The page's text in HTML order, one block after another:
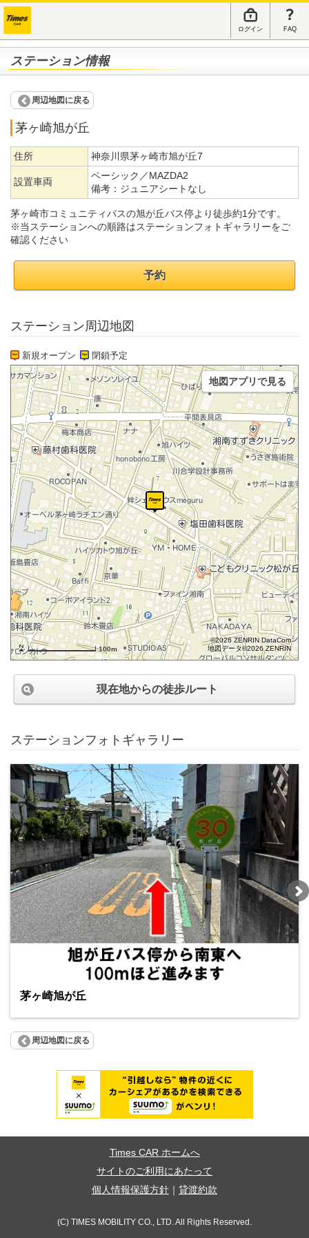
ログイン FAQ
ステーション情報
周辺地図に戻る
茅ヶ崎旭が丘
住所 神奈川県茅ヶ崎市旭が丘7
設置車両
ベーシック／MAZDA2
備考： ジュニアシートなし
茅ヶ崎市コミュニティバスの旭が丘バス停より徒歩約1分です。
※当ステーションへの順路はステーションフォトギャラリーをご
確認ください
予約
ステーション周辺地図
新規オープン 閉鎖予定
100m
©2026 ZENRIN DataCom
地図データ©2026 ZENRIN
地図アプリで見る
現在地からの徒歩ルート
ステーションフォトギャラリー
茅ヶ崎旭が丘
周辺地図に戻る
Times CAR ホームへ
サイトのご利用にあたって
個人情報保護方針
貸渡約款
(C) TIMES MOBILITY CO., LTD. All Rights Reserved.